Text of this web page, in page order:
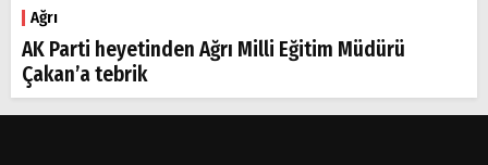
Ağrı
AK Parti heyetinden Ağrı Milli Eğitim Müdürü
Çakan’a tebrik